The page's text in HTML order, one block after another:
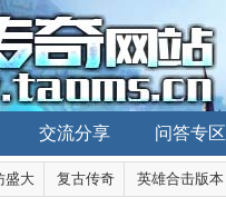
交流分享 问答专区
盛大 复古传奇 英雄合击版本